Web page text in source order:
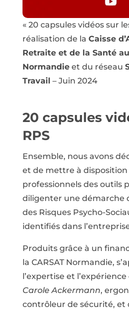
« 20 capsules vidéos sur
réalisation de la Caisse
Retraite et de la Santé
Normandieet du réseau
Travail – Juin 2024
20 capsules
RPS
Ensemble, nous avons
et de mettre à
professionnels des outils
diligenter une démarche
des Risques Psycho-
identifiés dans
Produits grâce à un
la CARSAT Normandie,
l’expertise et
Carole Ackermann,
contrôleur de sécurité, et